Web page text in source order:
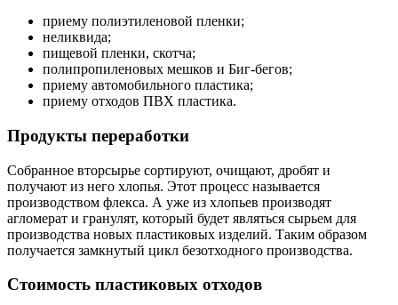
приему полиэтиленовой пленки;
неликвида;
пищевой пленки, скотча;
полипропиленовых мешков и Биг-бегов;
приему автомобильного пластика;
приему отходов ПВХ пластика.
Продукты переработки
Собранное вторсырье сортируют, очищают, дробят и
получают из него хлопья. Этот процесс называется
производством флекса. А уже из хлопьев производят
агломерат и гранулят, который будет являться сырьем для
производства новых пластиковых изделий. Таким образом
получается замкнутый цикл безотходного производства.
Стоимость пластиковых отходов